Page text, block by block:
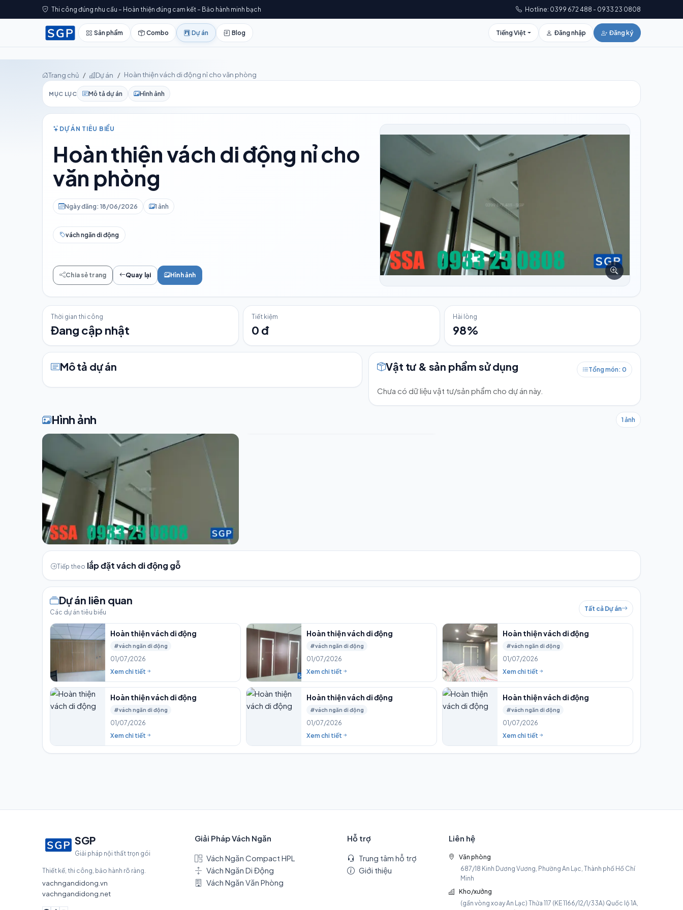
Thi công đúng nhu cầu – Hoàn thiện đúng cam kết – Bảo hành minh bạch Hotline: 0399 672 488 - 0933 23 0808
Sản phẩm Combo Dự án Blog Tiếng Việt Đăng nhập Đăng ký
Trang chủ Dự án Hoàn thiện vách di động nỉ cho văn phòng
MỤC LỤC Mô tả dự án Hình ảnh
DỰ ÁN TIÊU BIỂU
Hoàn thiện vách di động nỉ cho
văn phòng
Ngày đăng: 18/06/2026 1 ảnh
vách ngăn di động
Chia sẻ trang Quay lại Hình ảnh
Thời gian thi công
Đang cập nhật
Tiết kiệm
0 đ
Hài lòng
98%
Mô tả dự án Vật tư & sản phẩm sử dụng Tổng món: 0
Chưa có dữ liệu vật tư/sản phẩm cho dự án này.
Hình ảnh 1 ảnh
Tiếp theo lắp đặt vách di động gỗ
Dự án liên quan
Các dự án tiêu biểu Tất cả Dự án
Hoàn thiện vách di động
#vách ngăn di động
01/07/2026
Xem chi tiết
Hoàn thiện vách di động
#vách ngăn di động
01/07/2026
Xem chi tiết
Hoàn thiện vách di động
#vách ngăn di động
01/07/2026
Xem chi tiết
Hoàn thiện vách di động
#vách ngăn di động
01/07/2026
Xem chi tiết
Hoàn thiện vách di động
#vách ngăn di động
01/07/2026
Xem chi tiết
Hoàn thiện vách di động
#vách ngăn di động
01/07/2026
Xem chi tiết
SGP
Giải pháp nội thất trọn gói
Thiết kế, thi công, bảo hành rõ ràng.
vachngandidong.vn
vachngandidong.net
Giải Pháp Vách Ngăn
Vách Ngăn Compact HPL
Vách Ngăn Di Động
Vách Ngăn Văn Phòng
Hỗ trợ
Trung tâm hỗ trợ
Giới thiệu
Liên hệ
Văn phòng
687/18 Kinh Dương Vương, Phường An Lạc, Thành phố Hồ Chí
Minh
Kho/xưởng
(gần vòng xoay An Lạc) Thửa 117 (KE 1166/12/1/33A) Quốc lộ 1A,